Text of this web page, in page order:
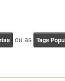
ou as Tags